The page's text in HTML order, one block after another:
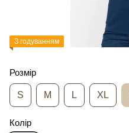
З годуванням
Розмір
S M L XL
Колір